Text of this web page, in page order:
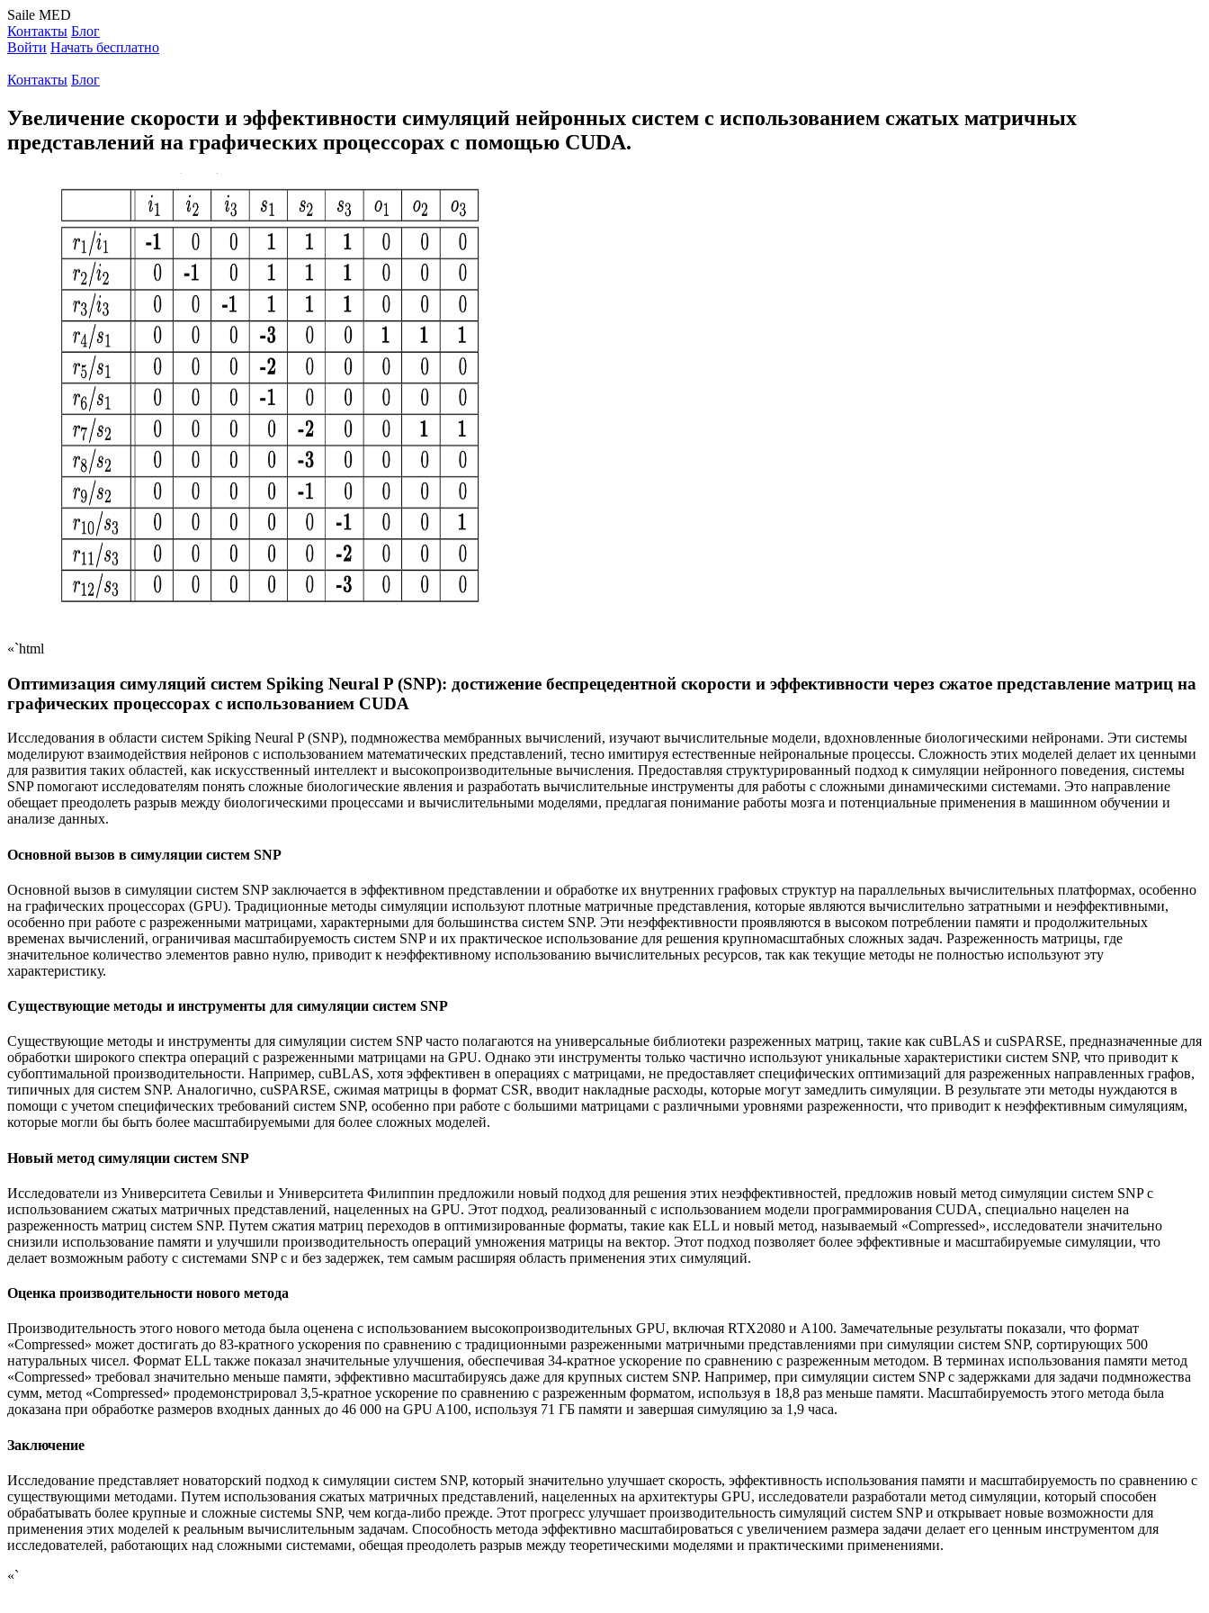
Saile MED
Контакты Блог
Войти Начать бесплатно
Контакты Блог
Увеличение скорости и эффективности симуляций нейронных систем с использованием сжатых матричных
представлений на графических процессорах с помощью CUDA.
«`html
Оптимизация симуляций систем Spiking Neural P (SNP): достижение беспрецедентной скорости и эффективности через сжатое представление матриц на
графических процессорах с использованием CUDA
Исследования в области систем Spiking Neural P (SNP), подмножества мембранных вычислений, изучают вычислительные модели, вдохновленные биологическими нейронами. Эти системы
моделируют взаимодействия нейронов с использованием математических представлений, тесно имитируя естественные нейрональные процессы. Сложность этих моделей делает их ценными
для развития таких областей, как искусственный интеллект и высокопроизводительные вычисления. Предоставляя структурированный подход к симуляции нейронного поведения, системы
SNP помогают исследователям понять сложные биологические явления и разработать вычислительные инструменты для работы с сложными динамическими системами. Это направление
обещает преодолеть разрыв между биологическими процессами и вычислительными моделями, предлагая понимание работы мозга и потенциальные применения в машинном обучении и
анализе данных.
Основной вызов в симуляции систем SNP
Основной вызов в симуляции систем SNP заключается в эффективном представлении и обработке их внутренних графовых структур на параллельных вычислительных платформах, особенно
на графических процессорах (GPU). Традиционные методы симуляции используют плотные матричные представления, которые являются вычислительно затратными и неэффективными,
особенно при работе с разреженными матрицами, характерными для большинства систем SNP. Эти неэффективности проявляются в высоком потреблении памяти и продолжительных
временах вычислений, ограничивая масштабируемость систем SNP и их практическое использование для решения крупномасштабных сложных задач. Разреженность матрицы, где
значительное количество элементов равно нулю, приводит к неэффективному использованию вычислительных ресурсов, так как текущие методы не полностью используют эту
характеристику.
Существующие методы и инструменты для симуляции систем SNP
Существующие методы и инструменты для симуляции систем SNP часто полагаются на универсальные библиотеки разреженных матриц, такие как cuBLAS и cuSPARSE, предназначенные для
обработки широкого спектра операций с разреженными матрицами на GPU. Однако эти инструменты только частично используют уникальные характеристики систем SNP, что приводит к
субоптимальной производительности. Например, cuBLAS, хотя эффективен в операциях с матрицами, не предоставляет специфических оптимизаций для разреженных направленных графов,
типичных для систем SNP. Аналогично, cuSPARSE, сжимая матрицы в формат CSR, вводит накладные расходы, которые могут замедлить симуляции. В результате эти методы нуждаются в
помощи с учетом специфических требований систем SNP, особенно при работе с большими матрицами с различными уровнями разреженности, что приводит к неэффективным симуляциям,
которые могли бы быть более масштабируемыми для более сложных моделей.
Новый метод симуляции систем SNP
Исследователи из Университета Севильи и Университета Филиппин предложили новый подход для решения этих неэффективностей, предложив новый метод симуляции систем SNP с
использованием сжатых матричных представлений, нацеленных на GPU. Этот подход, реализованный с использованием модели программирования CUDA, специально нацелен на
разреженность матриц систем SNP. Путем сжатия матриц переходов в оптимизированные форматы, такие как ELL и новый метод, называемый «Compressed», исследователи значительно
снизили использование памяти и улучшили производительность операций умножения матрицы на вектор. Этот подход позволяет более эффективные и масштабируемые симуляции, что
делает возможным работу с системами SNP с и без задержек, тем самым расширяя область применения этих симуляций.
Оценка производительности нового метода
Производительность этого нового метода была оценена с использованием высокопроизводительных GPU, включая RTX2080 и A100. Замечательные результаты показали, что формат
«Compressed» может достигать до 83-кратного ускорения по сравнению с традиционными разреженными матричными представлениями при симуляции систем SNP, сортирующих 500
натуральных чисел. Формат ELL также показал значительные улучшения, обеспечивая 34-кратное ускорение по сравнению с разреженным методом. В терминах использования памяти метод
«Compressed» требовал значительно меньше памяти, эффективно масштабируясь даже для крупных систем SNP. Например, при симуляции систем SNP с задержками для задачи подмножества
сумм, метод «Compressed» продемонстрировал 3,5-кратное ускорение по сравнению с разреженным форматом, используя в 18,8 раз меньше памяти. Масштабируемость этого метода была
доказана при обработке размеров входных данных до 46 000 на GPU A100, используя 71 ГБ памяти и завершая симуляцию за 1,9 часа.
Заключение
Исследование представляет новаторский подход к симуляции систем SNP, который значительно улучшает скорость, эффективность использования памяти и масштабируемость по сравнению с
существующими методами. Путем использования сжатых матричных представлений, нацеленных на архитектуры GPU, исследователи разработали метод симуляции, который способен
обрабатывать более крупные и сложные системы SNP, чем когда-либо прежде. Этот прогресс улучшает производительность симуляций систем SNP и открывает новые возможности для
применения этих моделей к реальным вычислительным задачам. Способность метода эффективно масштабироваться с увеличением размера задачи делает его ценным инструментом для
исследователей, работающих над сложными системами, обещая преодолеть разрыв между теоретическими моделями и практическими применениями.
«`